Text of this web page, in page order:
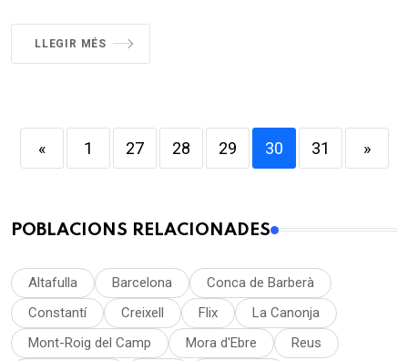
LLEGIR MÉS
« 1 27 28 29 30 31 »
POBLACIONS RELACIONADES
Altafulla Barcelona
Conca de Barberà
Constantí
Creixell Flix
La Canonja
Mont-Roig del Camp
Mora d'Ebre Reus